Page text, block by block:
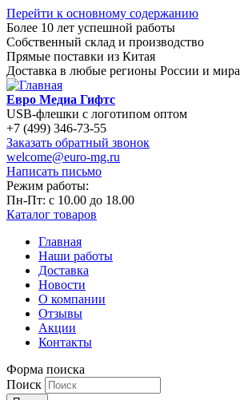
Перейти к основному содержанию
Более 10 лет успешной работы
Собственный склад и производство
Прямые поставки из Китая
Доставка в любые регионы России и мира
Евро Медиа Гифтс
USB-флешки с логотипом оптом
+7 (499) 346-73-55
Заказать обратный звонок
welcome@euro-mg.ru
Написать письмо
Режим работы:
Пн-Пт: с 10.00 до 18.00
Каталог товаров
Главная
Наши работы
Доставка
Новости
О компании
Отзывы
Акции
Контакты
Форма поиска
Поиск